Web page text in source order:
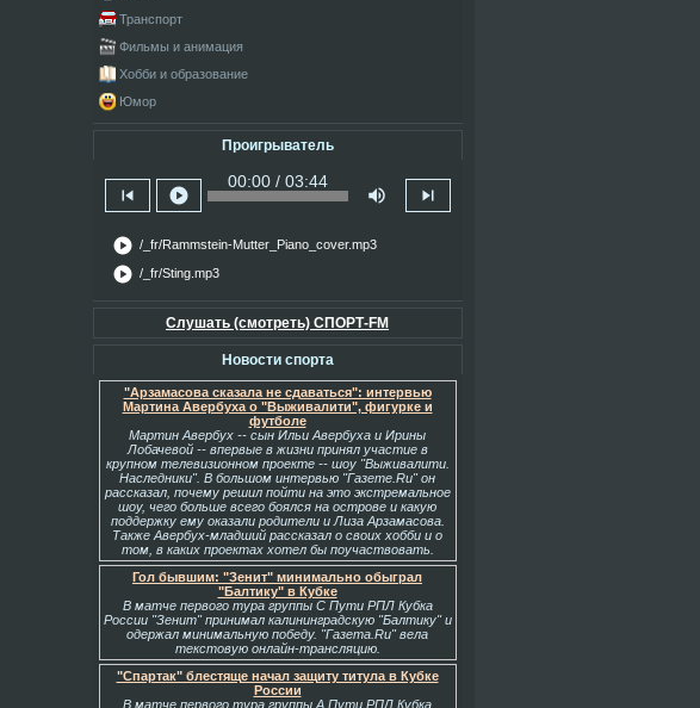
Транспорт
Фильмы и анимация
Хобби и образование
Юмор
Проигрыватель
skip_previous play_circle
00:00 / 03:44
volume_up skip_next
play_circle /_fr/Rammstein-Mutter_Piano_cover.mp3
play_circle /_fr/Sting.mp3
Слушать (смотреть) СПОРТ-FM
Новости спорта
"Арзамасова сказала не сдаваться": интервью
Мартина Авербуха о "Выживалити", фигурке и
футболе
Мартин Авербух -- сын Ильи Авербуха и Ирины
Лобачевой -- впервые в жизни принял участие в
крупном телевизионном проекте -- шоу "Выживалити.
Наследники". В большом интервью "Газете.Ru" он
рассказал, почему решил пойти на это экстремальное
шоу, чего больше всего боялся на острове и какую
поддержку ему оказали родители и Лиза Арзамасова.
Также Авербух-младший рассказал о своих хобби и о
том, в каких проектах хотел бы поучаствовать.
Гол бывшим: "Зенит" минимально обыграл
"Балтику" в Кубке
В матче первого тура группы С Пути РПЛ Кубка
России "Зенит" принимал калининградскую "Балтику" и
одержал минимальную победу. "Газета.Ru" вела
текстовую онлайн-трансляцию.
"Спартак" блестяще начал защиту титула в Кубке
России
В матче первого тура группы А Пути РПЛ Кубка